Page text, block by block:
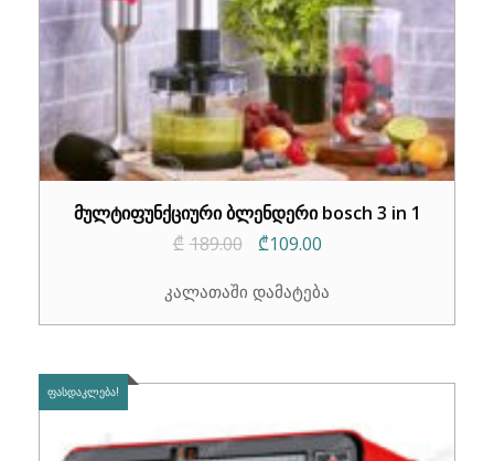
მულტიფუნქციური ბლენდერი bosch 3 in 1
₾ 189.00
Original
was:
₾109.00Current
is:
კალათაში დამატება
ᲤᲐᲡᲓᲐᲙᲚᲔᲑᲐ!